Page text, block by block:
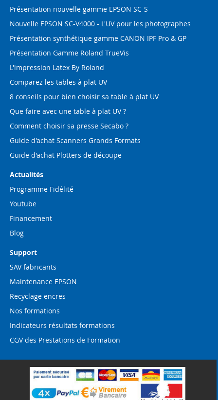
Présentation nouvelle gamme EPSON SC-S
Nouvelle EPSON SC-V4000 - L'UV pour les photographes
Présentation synthétique gamme CANON IPF Pro & GP
Présentation Gamme Roland TrueVis
L'impression Latex By Roland
Comparez les tables à plat UV
8 conseils pour bien choisir sa table à plat UV
Que faire avec une table à plat UV ?
Comment choisir sa presse Secabo ?
Guide d'achat Scanners Grands Formats
Guide d'achat Plotters de découpe
Actualités
Programme Fidélité
Youtube
Financement
Blog
Support
SAV fabricants
Maintenance EPSON
Recyclage encres
Nos formations
Indicateurs résultats formations
CGV des Prestations de Formation